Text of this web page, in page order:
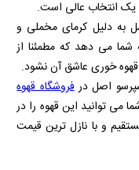
یک انتخاب عالی است.
به دلیل کرمای مخملی و
شما می دهد که مطمئنا از
خوری عاشق آن نشود.
اصل درفروشگاه قهوه
می توانید این قهوه را در
و با نازل ترین قیمت